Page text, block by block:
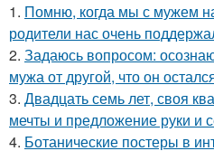
1. Помню, когда мы с мужем
родители нас очень
2. Задаюсь вопросом:
мужа от другой, что он
3. Двадцать семь лет, своя
мечты и предложение руки и
4. Ботанические постеры в